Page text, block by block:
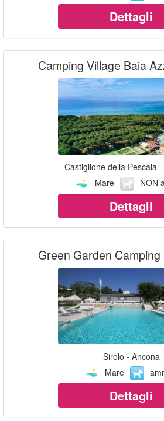
Dettagli
Camping Village Baia
Castiglione della Pescaia
Mare
NON
Dettagli
Green Garden Camping
Sirolo - Ancona
Mare
Dettagli